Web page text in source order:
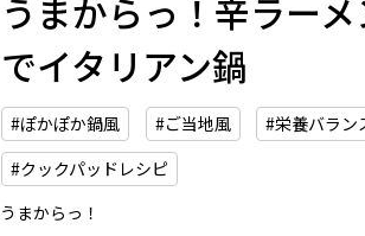
うまからっ！辛ラーメ
でイタリアン鍋
#ぽかぽか鍋風 #ご当地風
#栄養バラン
#クックパッドレシピ
うまからっ！